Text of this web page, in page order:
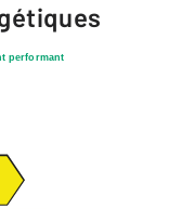
performant